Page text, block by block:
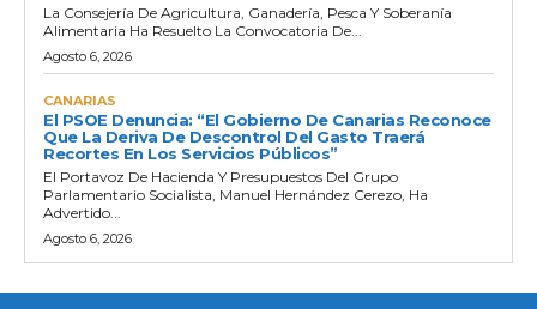
La Consejería De Agricultura, Ganadería, Pesca Y Soberanía
Alimentaria Ha Resuelto La Convocatoria De...
Agosto 6, 2026
CANARIAS
El PSOE Denuncia: “El Gobierno De Canarias Reconoce
Que La Deriva De Descontrol Del Gasto Traerá
Recortes En Los Servicios Públicos”
El Portavoz De Hacienda Y Presupuestos Del Grupo
Parlamentario Socialista, Manuel Hernández Cerezo, Ha
Advertido...
Agosto 6, 2026